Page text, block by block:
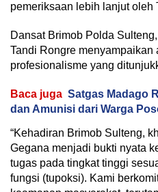
pemeriksaan lebih lanjut oleh
Dansat Brimob Polda
Tandi Rongre menyampaikan
profesionalisme yang
Baca juga Satgas Madago
dan Amunisi dari Warga
“Kehadiran Brimob Sulteng,
Gegana menjadi bukti nyata
tugas pada tingkat tinggi
fungsi (tupoksi). Kami